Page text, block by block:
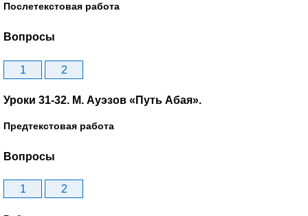
Послетекстовая работа
Вопросы
1 2
Уроки 31-32. М. Ауэзов «Путь Абая».
Предтекстовая работа
Вопросы
1 2